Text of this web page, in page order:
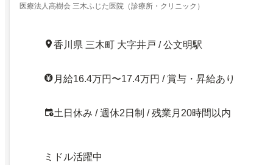
医療法人高樹会 三木ふじた医院（診療所・クリニック）
香川県 三木町 大字井戸 / 公文明駅
月給16.4万円〜17.4万円 / 賞与・昇給あり
土日休み / 週休2日制 / 残業月20時間以内
ミドル活躍中